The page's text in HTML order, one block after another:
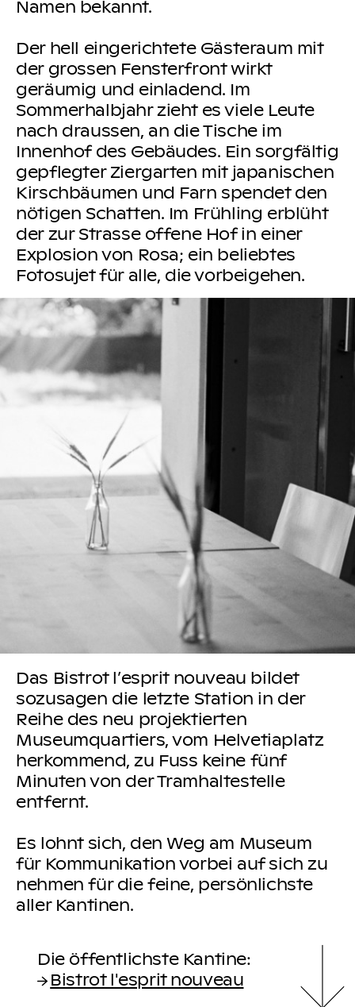
Namen bekannt.
Der hell eingerichtete Gästeraum mit
der grossen Fensterfront wirkt
geräumig und einladend. Im
Sommerhalbjahr zieht es viele Leute
nach draussen, an die Tische im
Innenhof des Gebäudes. Ein sorgfältig
gepflegter Ziergarten mit japanischen
Kirschbäumen und Farn spendet den
nötigen Schatten. Im Frühling erblüht
der zur Strasse offene Hof in einer
Explosion von Rosa; ein beliebtes
Fotosujet für alle, die vorbeigehen.
Das Bistrot l’esprit nouveau bildet
sozusagen die letzte Station in der
Reihe des neu projektierten
Museumquartiers, vom Helvetiaplatz
herkommend, zu Fuss keine fünf
Minuten von der Tramhaltestelle
entfernt.
Es lohnt sich, den Weg am Museum
für Kommunikation vorbei auf sich zu
nehmen für die feine, persönlichste
aller Kantinen.
Die öffentlichste Kantine:
Bistrot l'esprit nouveau